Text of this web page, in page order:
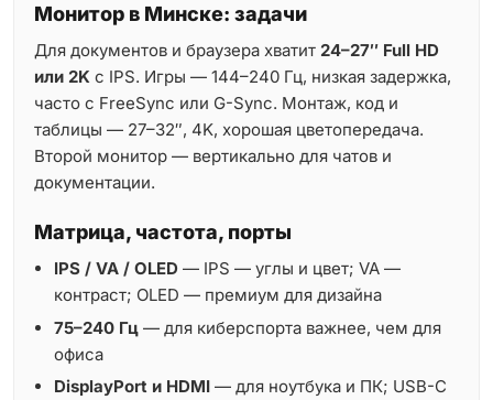
Монитор в Минске: задачи
Для документов и браузера хватит 24–27″ Full HD
или 2K с IPS. Игры — 144–240 Гц, низкая задержка,
часто с FreeSync или G-Sync. Монтаж, код и
таблицы — 27–32″, 4K, хорошая цветопередача.
Второй монитор — вертикально для чатов и
документации.
Матрица, частота, порты
IPS / VA / OLED — IPS — углы и цвет; VA —
контраст; OLED — премиум для дизайна
75–240 Гц — для киберспорта важнее, чем для
офиса
DisplayPort и HDMI — для ноутбука и ПК; USB-C